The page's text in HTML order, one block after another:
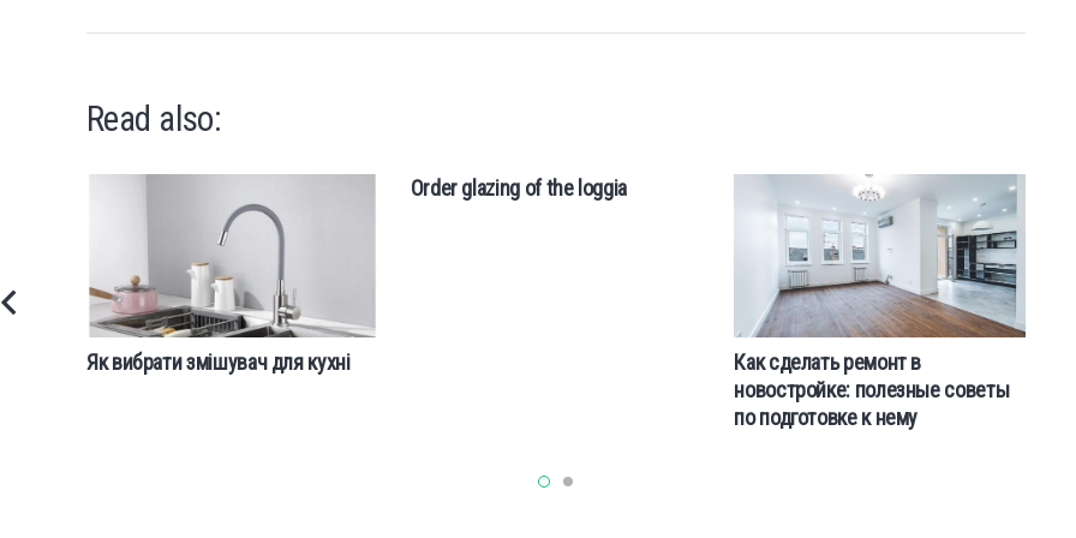
Read also:
Як вибрати змішувач для кухні
Order glazing of the loggia
Как сделать ремонт в
новостройке: полезные советы
по подготовке к нему